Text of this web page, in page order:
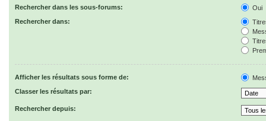
Rechercher dans les sous-forums:
Oui
Rechercher dans:
Afficher les résultats sous forme de:
Classer les résultats par:
Rechercher depuis: